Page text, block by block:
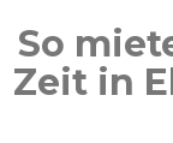
So
Zeit in